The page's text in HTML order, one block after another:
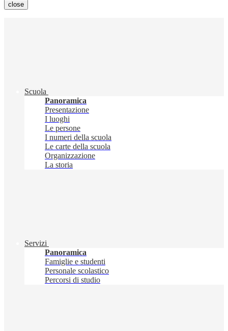
close
Scuola
Panoramica
Presentazione
I luoghi
Le persone
I numeri della scuola
Le carte della scuola
Organizzazione
La storia
Servizi
Panoramica
Famiglie e studenti
Personale scolastico
Percorsi di studio